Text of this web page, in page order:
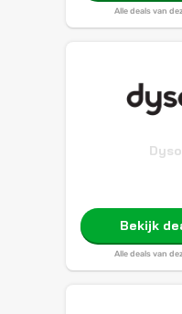
Alle deals van
Bekijk
Alle deals van